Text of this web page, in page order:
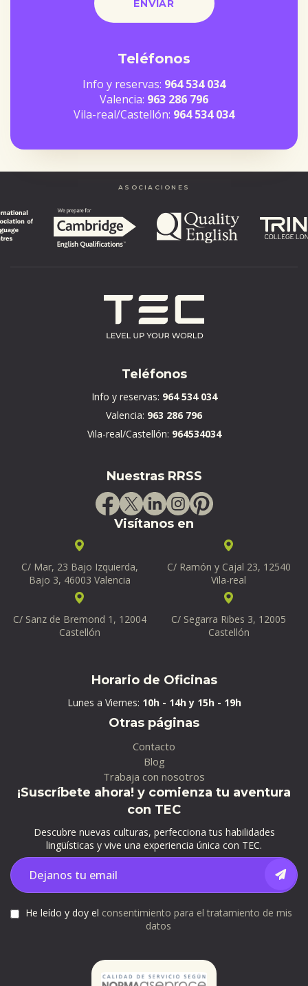
Teléfonos
Info y reservas: 964 534 034
Valencia: 963 286 796
Vila-real/Castellón: 964 534 034
ASOCIACIONES
Teléfonos
Info y reservas: 964 534 034
Valencia: 963 286 796
Vila-real/Castellón: 964534034
Nuestras RRSS
Visítanos en
C/ Mar, 23 Bajo Izquierda,
Bajo 3, 46003 Valencia
C/ Ramón y Cajal 23, 12540
Vila-real
C/ Sanz de Bremond 1, 12004
Castellón
C/ Segarra Ribes 3, 12005
Castellón
Horario de Oficinas
Lunes a Viernes: 10h - 14h y 15h - 19h
Otras páginas
Contacto
Blog
Trabaja con nosotros
¡Suscríbete ahora! y comienza tu aventura
con TEC
Descubre nuevas culturas, perfecciona tus habilidades
lingüísticas y vive una experiencia única con TEC.
He leído y doy el consentimiento para el tratamiento de mis
datos